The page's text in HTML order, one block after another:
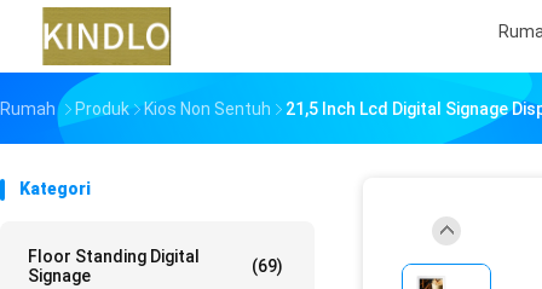
Rumah Produk Kios Non Sentuh 21,5 Inch Lcd Digital Signage
Kategori
Floor Standing Digital
Signage
(69)